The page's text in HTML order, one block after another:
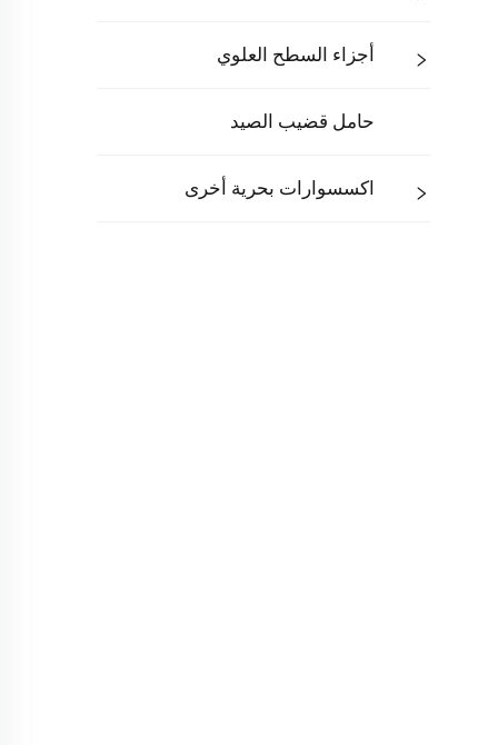
أجزاء السطح العلوي
حامل قضيب الصيد
اكسسوارات بحرية أخرى